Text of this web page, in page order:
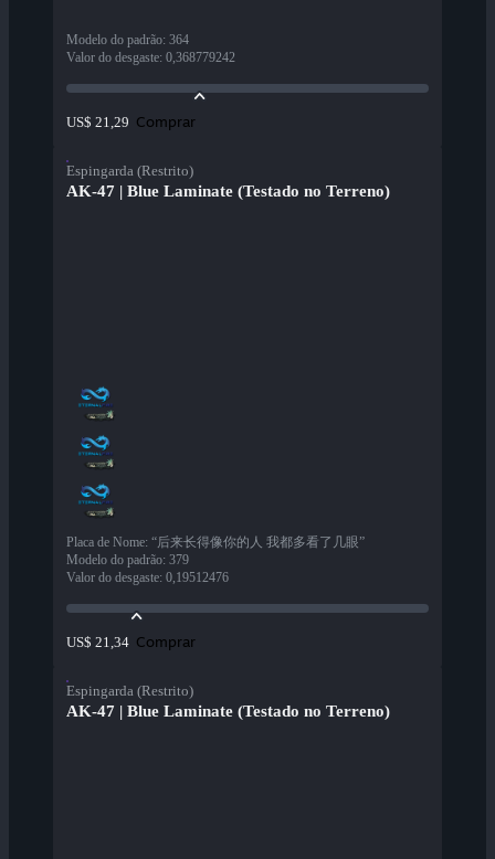
Modelo do padrão: 364
Valor do desgaste: 0,368779242
US$ 21,29 Comprar
Espingarda (Restrito)
AK-47 | Blue Laminate (Testado no Terreno)
Placa de Nome: “后来长得像你的人 我都多看了几眼”
Modelo do padrão: 379
Valor do desgaste: 0,19512476
US$ 21,34 Comprar
Espingarda (Restrito)
AK-47 | Blue Laminate (Testado no Terreno)